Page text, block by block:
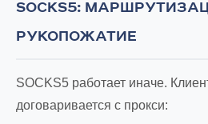
SOCKS5:
РУКОПОЖАТИЕ
SOCKS5 работает иначе.
договаривается с прокси: